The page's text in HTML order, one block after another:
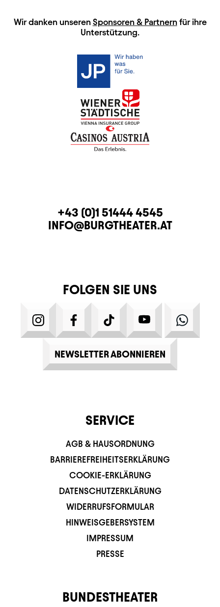
HAUPTSPONSOREN
Wir danken unseren Sponsoren & Partnernfür ihre
Unterstützung.
KONTAKTTELEFON
+43 (0)1 51444 4545
E-MAIL
INFO@BURGTHEATER.AT
FOLGEN SIE UNS
INSTAGRAMFACEBOOKTIKTOK YOUTUBE
NEWSLETTER ABONNIEREN
SERVICE
AGB & HAUSORDNUNG
BARRIEREFREIHEITSERKLÄRUNG
COOKIE-ERKLÄRUNG
DATENSCHUTZERKLÄRUNG
WIDERRUFSFORMULAR
HINWEISGEBERSYSTEM
IMPRESSUM
PRESSE
BUNDESTHEATER